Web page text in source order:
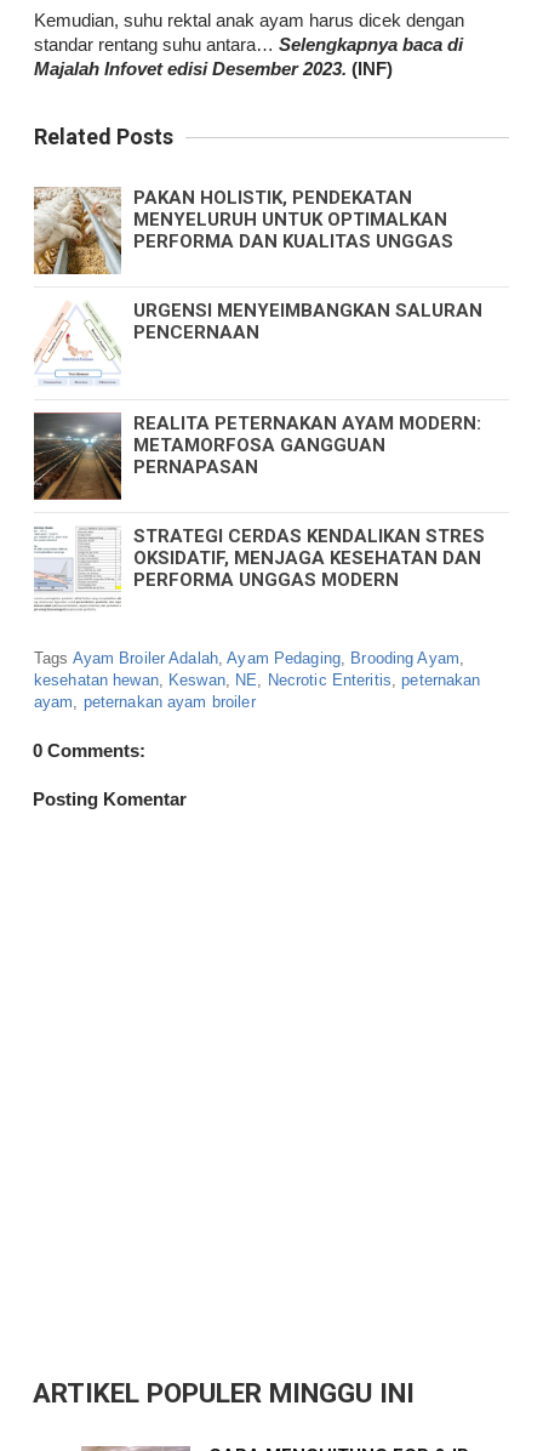
Kemudian, suhu rektal anak ayam harus dicek dengan
standar rentang suhu antara… Selengkapnya baca di
Majalah Infovet edisi Desember 2023. (INF)
Related Posts
PAKAN HOLISTIK, PENDEKATAN
MENYELURUH UNTUK OPTIMALKAN
PERFORMA DAN KUALITAS UNGGAS
URGENSI MENYEIMBANGKAN SALURAN
PENCERNAAN
REALITA PETERNAKAN AYAM MODERN:
METAMORFOSA GANGGUAN
PERNAPASAN
STRATEGI CERDAS KENDALIKAN STRES
OKSIDATIF, MENJAGA KESEHATAN DAN
PERFORMA UNGGAS MODERN
Tags Ayam Broiler Adalah,Ayam Pedaging, Brooding Ayam,
kesehatan hewan, Keswan, NE, Necrotic Enteritis,peternakan
ayam, peternakan ayam broiler
0 Comments:
Posting Komentar
ARTIKEL POPULER MINGGU INI